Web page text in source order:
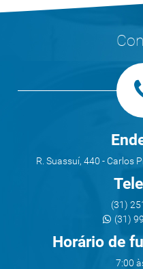
R. Suassuí, 440 - Carlos
(31)
(31)
Horário de
7:00